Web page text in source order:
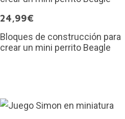
24,99€
Bloques de construcción para
crear un mini perrito Beagle